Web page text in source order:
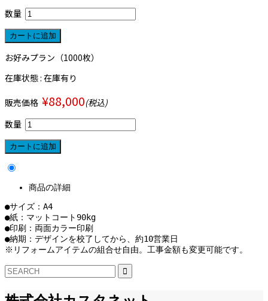
数量
お好みプラン（1000枚）
在庫状態 : 在庫有り
販売価格 ¥88,000(税込)
数量
商品の詳細
●サイズ：A4
●紙：マットコート90kg
●印刷：両面カラー印刷
●納期：デザインを校了してから、約10営業日
※リフォームアイテムの組合せ自由。工事金額も変更可能です。